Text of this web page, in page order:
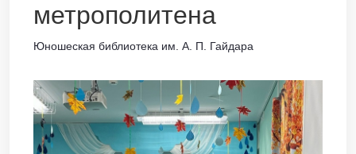
метрополитена
Юношеская библиотека им. А. П. Гайдара